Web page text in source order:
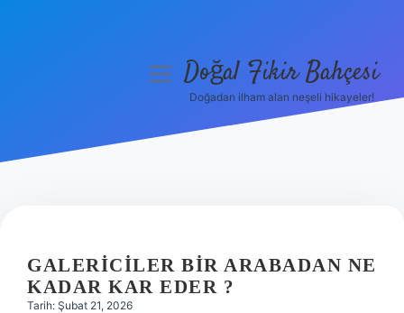
Hakkımızda
menüyüDoğal Fikir Bahçesi
Doğadan ilham alan neşeli hikayeler!
GALERICILER BIR ARABADAN NE
KADAR KAR EDER ?
Tarih: Şubat 21, 2026